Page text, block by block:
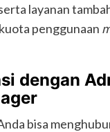
layanan
penggunaan
dengan
bisa